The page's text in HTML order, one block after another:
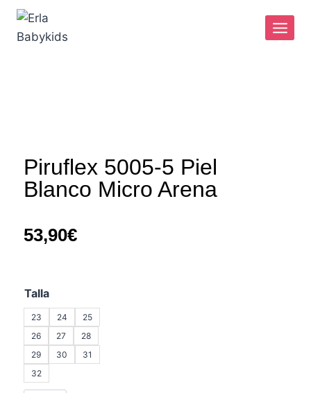
Piruflex 5005-5 Piel
Blanco Micro Arena
53,90€
Talla
23 24
25
26
27
28
29
30
31
32